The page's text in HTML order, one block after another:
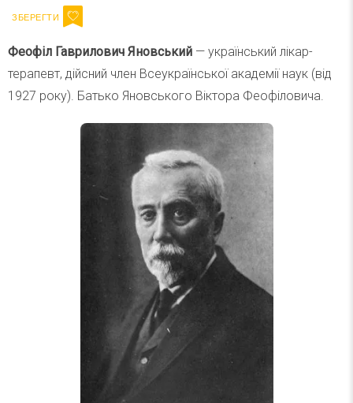
Феофіл Гаврилович Яновський — український лікар-
терапевт, дійсний член Всеукраїнської академії наук (від
1927 року). Батько Яновського Віктора Феофіловича.